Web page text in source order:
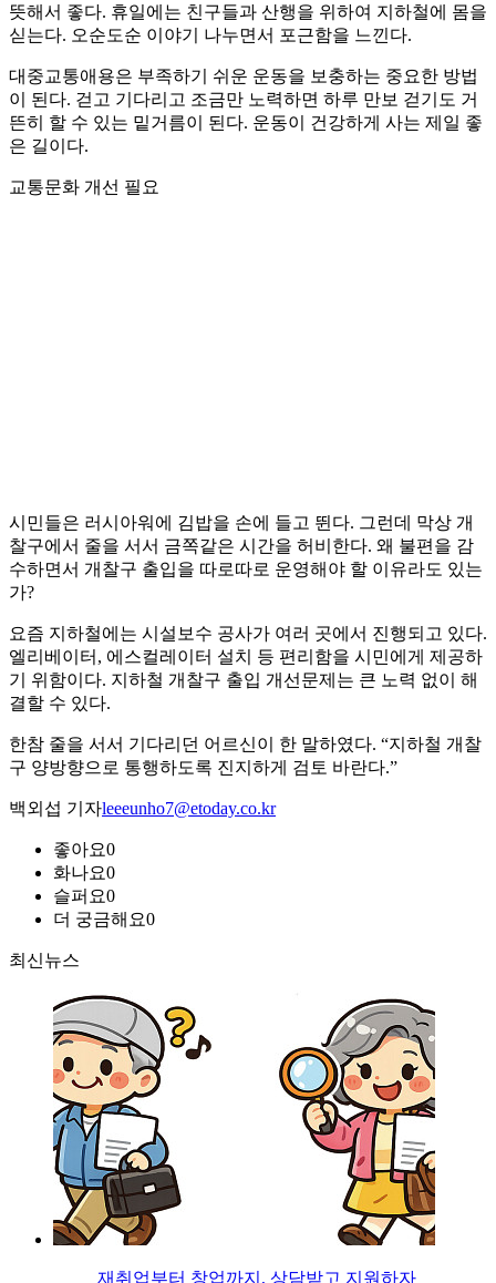
뜻해서 좋다. 휴일에는 친구들과 산행을 위하여 지하철에 몸을
싣는다. 오순도순 이야기 나누면서 포근함을 느낀다.
대중교통애용은 부족하기 쉬운 운동을 보충하는 중요한 방법
이 된다. 걷고 기다리고 조금만 노력하면 하루 만보 걷기도 거
뜬히 할 수 있는 밑거름이 된다. 운동이 건강하게 사는 제일 좋
은 길이다.
교통문화 개선 필요
시민들은 러시아워에 김밥을 손에 들고 뛴다. 그런데 막상 개
찰구에서 줄을 서서 금쪽같은 시간을 허비한다. 왜 불편을 감
수하면서 개찰구 출입을 따로따로 운영해야 할 이유라도 있는
가?
요즘 지하철에는 시설보수 공사가 여러 곳에서 진행되고 있다.
엘리베이터, 에스컬레이터 설치 등 편리함을 시민에게 제공하
기 위함이다. 지하철 개찰구 출입 개선문제는 큰 노력 없이 해
결할 수 있다.
한참 줄을 서서 기다리던 어르신이 한 말하였다. “지하철 개찰
구 양방향으로 통행하도록 진지하게 검토 바란다.”
백외섭 기자leeeunho7@etoday.co.kr
좋아요0
화나요0
슬퍼요0
더 궁금해요0
최신뉴스
재취업부터 창업까지, 상담받고 지원하자